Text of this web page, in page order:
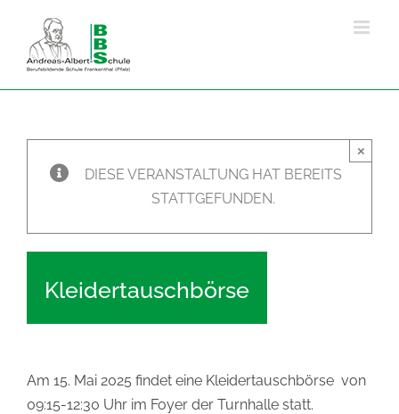
springen
DIESE VERANSTALTUNG HAT BEREITS
STATTGEFUNDEN.
×
Kleidertauschbörse
Am 15. Mai 2025 findet eine Kleidertauschbörse von
09:15-12:30 Uhr im Foyer der Turnhalle statt.